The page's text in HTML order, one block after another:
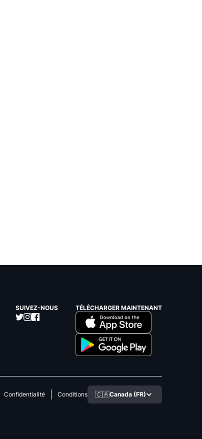
SUIVEZ-NOUS TÉLÉCHARGER MAINTENANT
Confidentialité Conditions 🇨🇦Canada (FR)